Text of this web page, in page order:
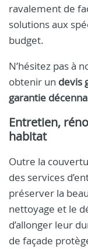
ravalement de
solutions aux
budget.
N’hésitez pas à
obtenir un devis
garantie
Entretien,
habitat
Outre la
des services
préserver la
nettoyage et le
d’allonger leur
de façade